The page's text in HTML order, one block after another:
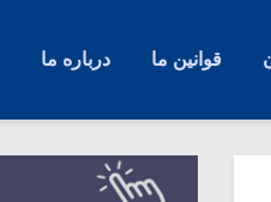
قوانین ما درباره ما